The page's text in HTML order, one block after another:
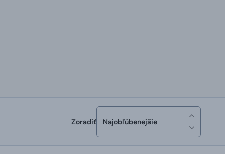
Zoradiť Najobľúbenejšie